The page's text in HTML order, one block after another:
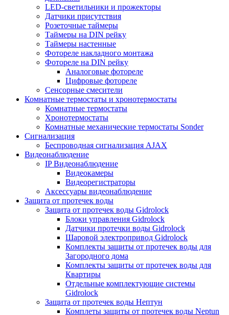
LED-светильники и прожекторы
Датчики присутствия
Розеточные таймеры
Таймеры на DIN рейку
Таймеры настенные
Фотореле накладного монтажа
Фотореле на DIN рейку
Аналоговые фотореле
Цифровые фотореле
Сенсорные смесители
Комнатные термостаты и хронотермостаты
Комнатные термостаты
Хронотермостаты
Комнатные механические термостаты Sonder
Сигнализация
Беспроводная сигнализация AJAX
Видеонаблюдение
IP Видеонаблюдение
Видеокамеры
Видеорегистраторы
Аксессуары видеонаблюдение
Защита от протечек воды
Защита от протечек воды Gidrolock
Блоки управления Gidrolock
Датчики протечки воды Gidrolock
Шаровой электропривод Gidrolock
Комплекты защиты от протечек воды для
Загородного дома
Комплекты защиты от протечек воды для
Квартиры
Отдельные комплектующие системы
Gidrolock
Защита от протечек воды Нептун
Комплеты защиты от протечек воды Neptun